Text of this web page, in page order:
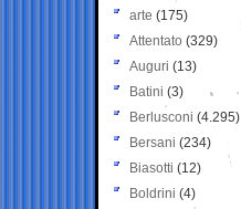
arte (175)
Attentato (329)
Auguri (13)
Batini (3)
Berlusconi (4.295)
Bersani (234)
Biasotti (12)
Boldrini (4)